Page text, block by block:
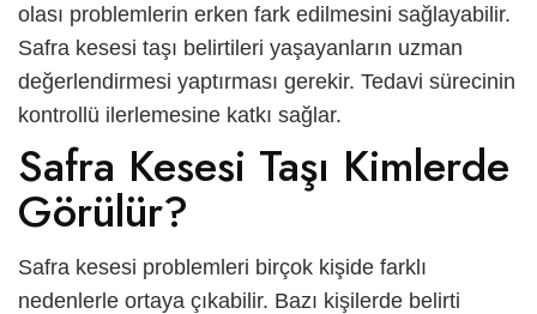
olası problemlerin erken fark edilmesini sağlayabilir.
Safra kesesi taşı belirtileri yaşayanların uzman
değerlendirmesi yaptırması gerekir. Tedavi sürecinin
kontrollü ilerlemesine katkı sağlar.
Safra Kesesi Taşı Kimlerde
Görülür?
Safra kesesi problemleri birçok kişide farklı
nedenlerle ortaya çıkabilir. Bazı kişilerde belirti